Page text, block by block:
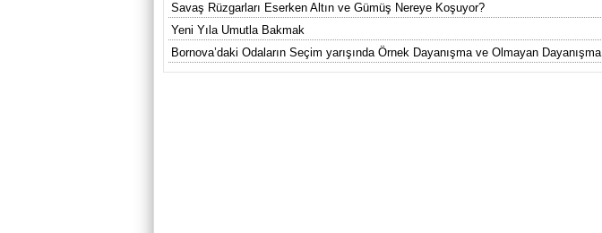
Savaş Rüzgarları Eserken Altın ve Gümüş Nereye Koşuyor?
Yeni Yıla Umutla Bakmak
Bornova’daki Odaların Seçim yarışında Örnek Dayanışma ve Olmayan Dayanışma